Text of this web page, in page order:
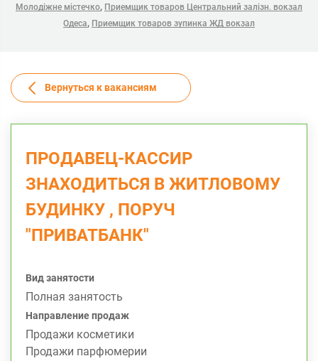
Молодіжне містечко, Приемщик товаров Центральний залізн. вокзал
Одеса, Приемщик товаров зупинка ЖД вокзал
Вернуться к вакансиям
ПРОДАВЕЦ-КАССИР
ЗНАХОДИТЬСЯ В ЖИТЛОВОМУ
БУДИНКУ , ПОРУЧ
"ПРИВАТБАНК"
Вид занятости
Полная занятость
Направление продаж
Продажи косметики
Продажи парфюмерии